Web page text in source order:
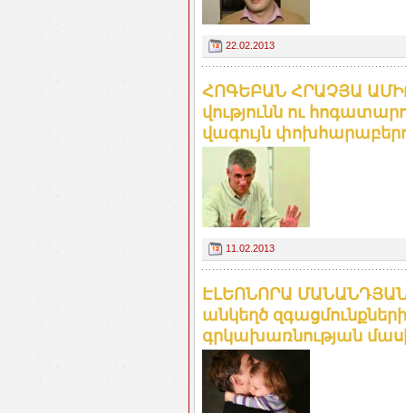
22.02.2013
ՀՈԳԵԲԱՆ ՀՐԱՉՅԱ
վու­թյունն ու
վա­գույն
11.02.2013
ԷԼԵՈՆՈՐԱ
անկեղծ
գրկախառնության